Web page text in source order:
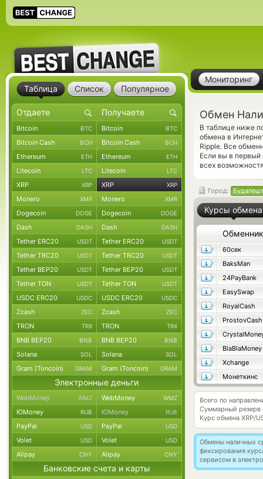
Мониторинг
Обмен
В таблице ниже
обмена в
Ripple. Все
Если вы в первый
всех
Город:
Курсы обмена
Обменник
60сек
BaksMan
24PayBank
EasySwap
RoyalCash
ProstovCash
BlaBlaMoney
Xchange
Монеткинс
Всего по
Суммарный резерв
Курс обмена XRP/
Обмены наличных
фиксирования
сервисом в
Таблица Список Популярное
Bitcoin BTC Bitcoin BTC
Bitcoin Cash BCH Bitcoin Cash BCH
Ethereum ETH Ethereum ETH
Litecoin LTC Litecoin LTC
XRP XRP XRP XRP
Monero XMR Monero XMR
Dogecoin DOGE Dogecoin DOGE
Dash DASH Dash DASH
Tether ERC20 USDT Tether ERC20 USDT
Tether TRC20 USDT Tether TRC20 USDT
Tether BEP20 USDT Tether BEP20 USDT
Tether TON USDT Tether TON USDT
USDC ERC20 USDC USDC ERC20 USDC
Zcash ZEC Zcash ZEC
TRON TRX TRON TRX
BNB BEP20 BNB BNB BEP20 BNB
Solana SOL Solana SOL
Gram (Toncoin) GRAM Gram (Toncoin) GRAM
Электронные деньги
WebMoney WMZ WebMoney WMZ
ЮMoney RUB ЮMoney RUB
PayPal USD PayPal USD
Volet USD Volet USD
Alipay CNY Alipay CNY
Банковские счета и карты